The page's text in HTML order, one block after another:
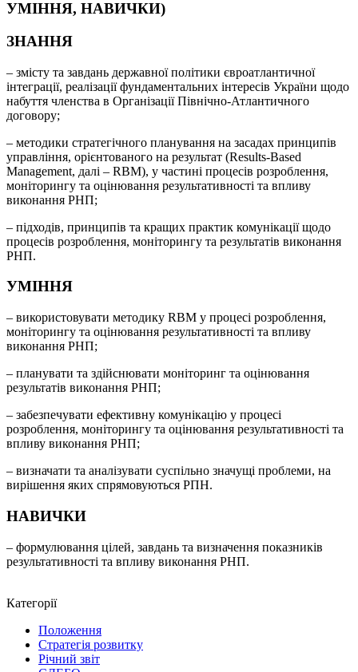
УМІННЯ, НАВИЧКИ)
ЗНАННЯ
– змісту та завдань державної політики євроатлантичної
інтеграції, реалізації фундаментальних інтересів України щодо
набуття членства в Організації Північно-Атлантичного
договору;
– методики стратегічного планування на засадах принципів
управління, орієнтованого на результат (Results-Based
Management, далі – RBM), у частині процесів розроблення,
моніторингу та оцінювання результативності та впливу
виконання РНП;
– підходів, принципів та кращих практик комунікації щодо
процесів розроблення, моніторингу та результатів виконання
РНП.
УМІННЯ
– використовувати методику RBM у процесі розроблення,
моніторингу та оцінювання результативності та впливу
виконання РНП;
– планувати та здійснювати моніторинг та оцінювання
результатів виконання РНП;
– забезпечувати ефективну комунікацію у процесі
розроблення, моніторингу та оцінювання результативності та
впливу виконання РНП;
– визначати та аналізувати суспільно значущі проблеми, на
вирішення яких спрямовуються РПН.
НАВИЧКИ
– формулювання цілей, завдань та визначення показників
результативності та впливу виконання РНП.
Категорії
Положення
Стратегія розвитку
Річний звіт